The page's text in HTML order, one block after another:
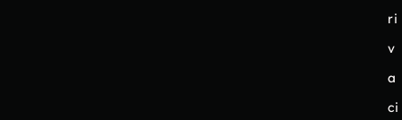
ri
v
a
ci